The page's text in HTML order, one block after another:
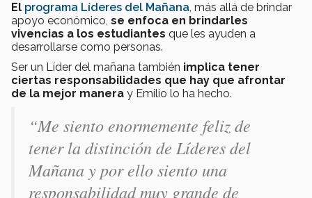
El programa Líderes del Mañana, más allá de brindar
apoyo económico, se enfoca en brindarles
vivencias a los estudiantes que les ayuden a
desarrollarse como personas.
Ser un Líder del mañana también implica tener
ciertas responsabilidades que hay que afrontar
de la mejor manera y Emilio lo ha hecho.
“Me siento enormemente feliz de
tener la distinción de Líderes del
Mañana y por ello siento una
responsabilidad muy grande de